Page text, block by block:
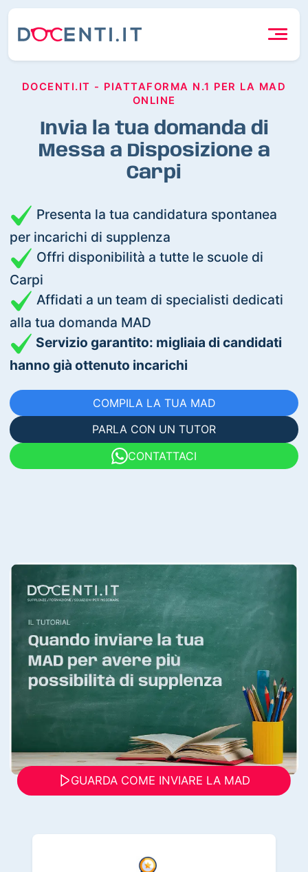
DOCENTI.IT - PIATTAFORMA N.1 PER LA MAD
ONLINE
Invia la tua domanda di
Messa a Disposizione a
Carpi
Presenta la tua candidatura spontanea
per incarichi di supplenza
Offri disponibilità a tutte le scuole di
Carpi
Affidati a un team di specialisti dedicati
alla tua domanda MAD
Servizio garantito: migliaia di candidati
hanno già ottenuto incarichi
COMPILA LA TUA MAD
PARLA CON UN TUTOR
CONTATTACI
GUARDA COME INVIARE LA MAD